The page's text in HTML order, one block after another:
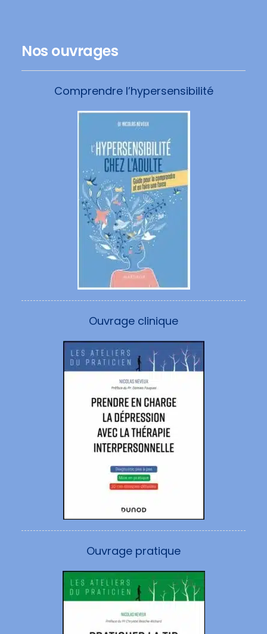
Nos ouvrages
Comprendre l’hypersensibilité
Ouvrage clinique
Ouvrage pratique